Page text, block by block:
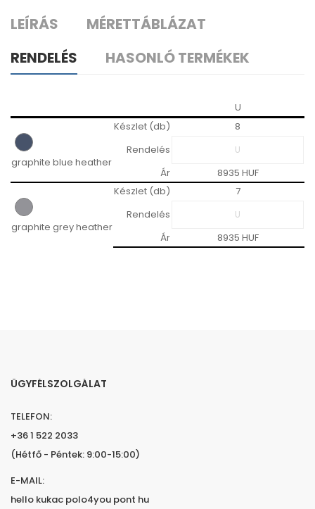
LEÍRÁS
MÉRETTÁBLÁZAT
RENDELÉS
HASONLÓ TERMÉKEK
U
graphite blue heather
Készlet (db)
8
Rendelés
Ár
8935 HUF
graphite grey heather
Készlet (db)
7
Rendelés
Ár
8935 HUF
ÜGYFÉLSZOLGÁLAT
TELEFON:
+36 1 522 2033
(Hétfő - Péntek: 9:00-15:00)
E-MAIL:
hello kukac polo4you pont hu